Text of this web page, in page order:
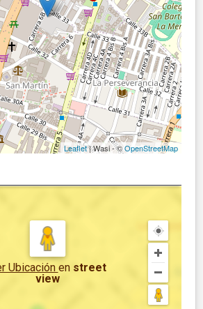
Leaflet| Wasi - ©OpenStreetMap
Ubicación en street
view